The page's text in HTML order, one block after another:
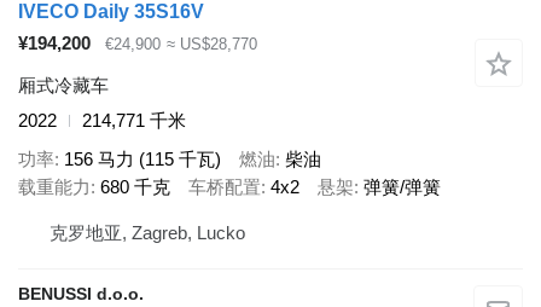
IVECO Daily 35S16V
¥194,200
€24,900 ≈ US$28,770
厢式冷藏车
2022
214,771 千米
功率 156 马力 (115 千瓦) 燃油 柴油
载重能力 680 千克 车桥配置 4x2 悬架 弹簧/弹簧
克罗地亚, Zagreb, Lucko
BENUSSI d.o.o.